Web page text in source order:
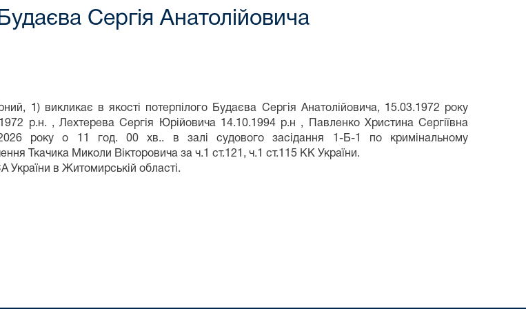
Сергія Анатолійовича
1) викликає в якості потерпілого Будаєва Сергія Анатолійовича, 15.03.1972 року
р.н. , Лехтерева Сергія Юрійовича 14.10.1994 р.н , Павленко Христина Сергіївна
року о 11 год. 00 хв.. в залі судового засідання 1-Б-1 по кримінальному
Ткачика Миколи Вікторовича за ч.1 ст.121, ч.1 ст.115 КК України.
в Житомирській області.